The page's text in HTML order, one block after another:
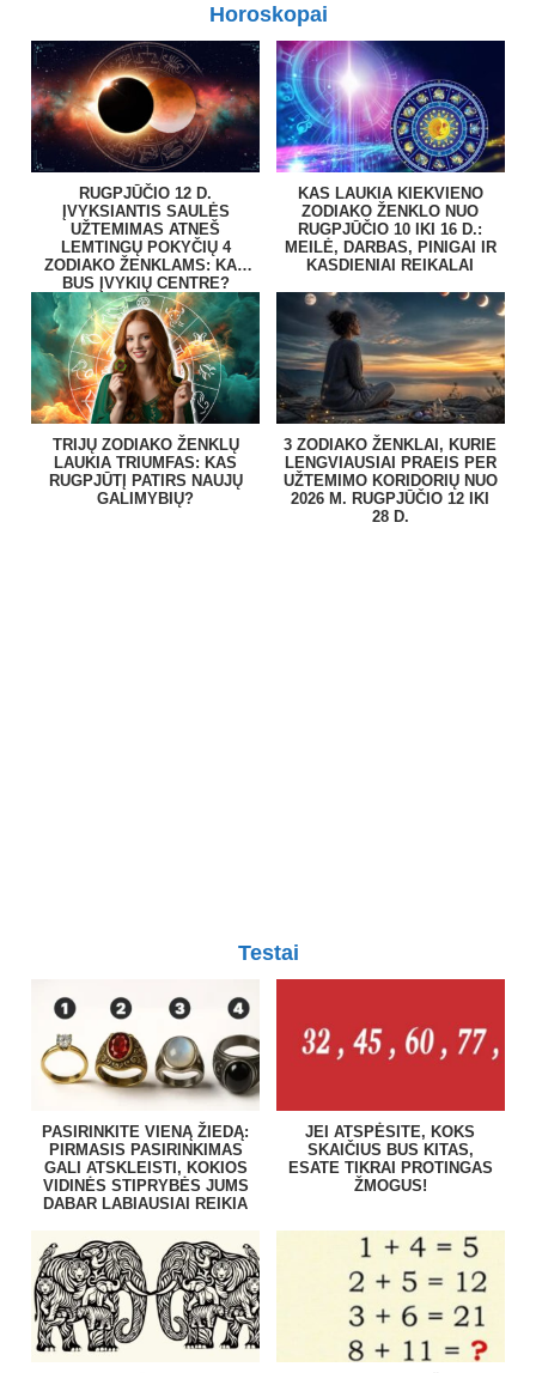
Horoskopai
RUGPJŪČIO 12 D.
ĮVYKSIANTIS SAULĖS
UŽTEMIMAS ATNEŠ
LEMTINGŲ POKYČIŲ 4
ZODIAKO ŽENKLAMS: KAS
BUS ĮVYKIŲ CENTRE?
KAS LAUKIA KIEKVIENO
ZODIAKO ŽENKLO NUO
RUGPJŪČIO 10 IKI 16 D.:
MEILĖ, DARBAS, PINIGAI IR
KASDIENIAI REIKALAI
TRIJŲ ZODIAKO ŽENKLŲ
LAUKIA TRIUMFAS: KAS
RUGPJŪTĮ PATIRS NAUJŲ
GALIMYBIŲ?
3 ZODIAKO ŽENKLAI, KURIE
LENGVIAUSIAI PRAEIS PER
UŽTEMIMO KORIDORIŲ NUO
2026 M. RUGPJŪČIO 12 IKI
28 D.
Testai
PASIRINKITE VIENĄ ŽIEDĄ:
PIRMASIS PASIRINKIMAS
GALI ATSKLEISTI, KOKIOS
VIDINĖS STIPRYBĖS JUMS
DABAR LABIAUSIAI REIKIA
JEI ATSPĖSITE, KOKS
SKAIČIUS BUS KITAS,
ESATE TIKRAI PROTINGAS
ŽMOGUS!